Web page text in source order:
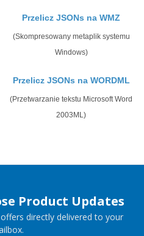
Przelicz JSONs na WMZ
(Skompresowany metaplik systemu
Windows)
Przelicz JSONs na WORDML
(Przetwarzanie tekstu Microsoft Word
2003ML)
Product Updates
directly delivered to your